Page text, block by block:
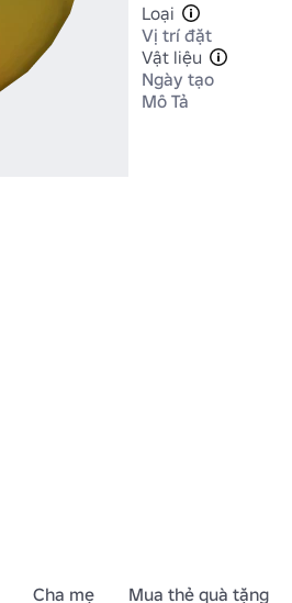
Loại
Vị trí đặt
Vật liệu
Ngày tạo
Mô Tả
Cha mẹ Mua thẻ quà tặng